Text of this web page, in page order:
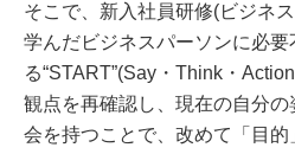
そこで、新入社員研修(ビジネ
学んだビジネスパーソンに必
る“START”(Say・Think・
観点を再確認し、現在の自分
会を持つことで、改めて「目